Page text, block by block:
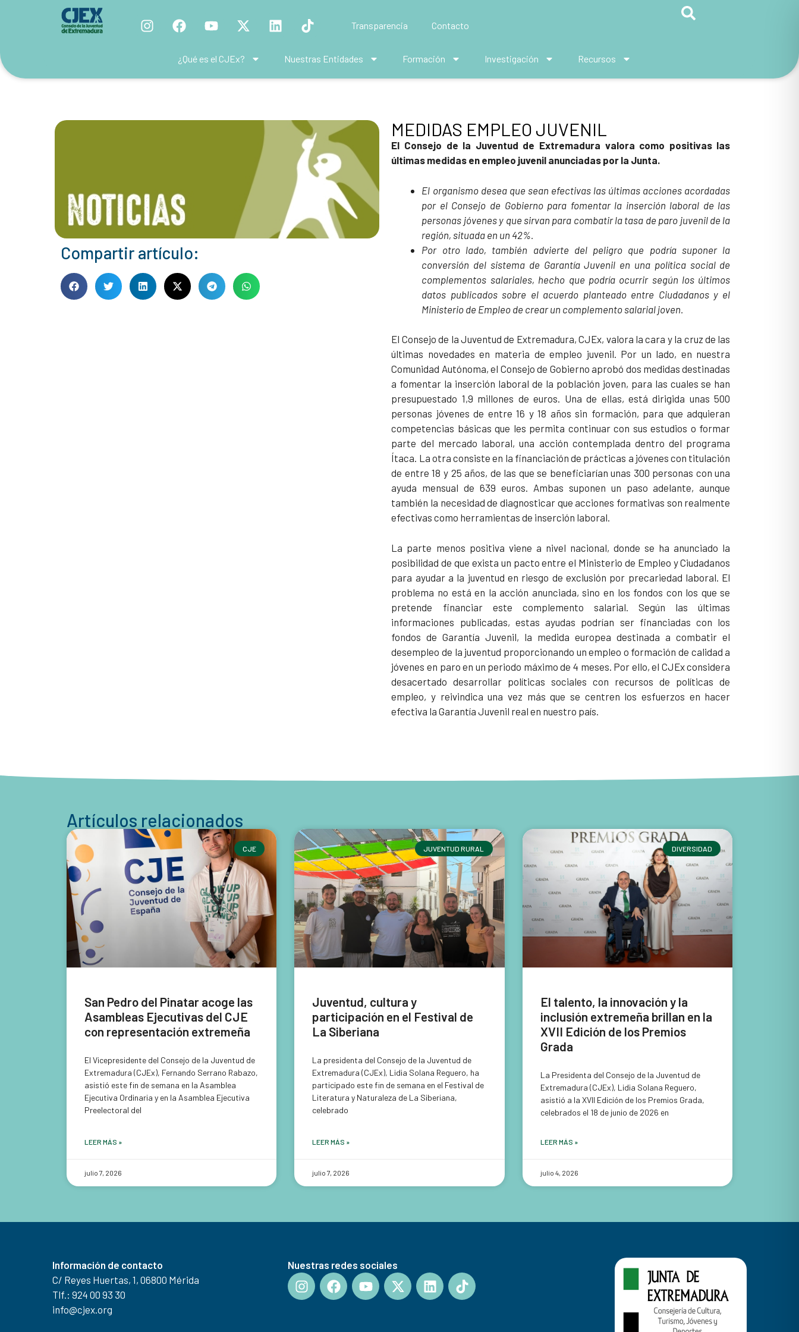
Transparencia Contacto
¿Qué es el CJEx? Nuestras Entidades Formación Investigación Recursos
Compartir artículo:
MEDIDAS EMPLEO JUVENIL
El Consejo de la Juventud de Extremadura valora como positivas las
últimas medidas en empleo juvenil anunciadas por la Junta.
El organismo desea que sean efectivas las últimas acciones acordadas
por el Consejo de Gobierno para fomentar la inserción laboral de las
personas jóvenes y que sirvan para combatir la tasa de paro juvenil de la
región, situada en un 42%.
Por otro lado, también advierte del peligro que podría suponer la
conversión del sistema de Garantía Juvenil en una política social de
complementos salariales, hecho que podría ocurrir según los últimos
datos publicados sobre el acuerdo planteado entre Ciudadanos y el
Ministerio de Empleo de crear un complemento salarial joven.
El Consejo de la Juventud de Extremadura, CJEx, valora la cara y la cruz de las
últimas novedades en materia de empleo juvenil. Por un lado, en nuestra
Comunidad Autónoma, el Consejo de Gobierno aprobó dos medidas destinadas
a fomentar la inserción laboral de la población joven, para las cuales se han
presupuestado 1,9 millones de euros. Una de ellas, está dirigida unas 500
personas jóvenes de entre 16 y 18 años sin formación, para que adquieran
competencias básicas que les permita continuar con sus estudios o formar
parte del mercado laboral, una acción contemplada dentro del programa
Ítaca. La otra consiste en la financiación de prácticas a jóvenes con titulación
de entre 18 y 25 años, de las que se beneficiarían unas 300 personas con una
ayuda mensual de 639 euros. Ambas suponen un paso adelante, aunque
también la necesidad de diagnosticar que acciones formativas son realmente
efectivas como herramientas de inserción laboral.
La parte menos positiva viene a nivel nacional, donde se ha anunciado la
posibilidad de que exista un pacto entre el Ministerio de Empleo y Ciudadanos
para ayudar a la juventud en riesgo de exclusión por precariedad laboral. El
problema no está en la acción anunciada, sino en los fondos con los que se
pretende financiar este complemento salarial. Según las últimas
informaciones publicadas, estas ayudas podrían ser financiadas con los
fondos de Garantía Juvenil, la medida europea destinada a combatir el
desempleo de la juventud proporcionando un empleo o formación de calidad a
jóvenes en paro en un periodo máximo de 4 meses. Por ello, el CJEx considera
desacertado desarrollar políticas sociales con recursos de políticas de
empleo, y reivindica una vez más que se centren los esfuerzos en hacer
efectiva la Garantía Juvenil real en nuestro país.
Artículos relacionados
CJE
San Pedro del Pinatar acoge las
Asambleas Ejecutivas del CJE
con representación extremeña
El Vicepresidente del Consejo de la Juventud de
Extremadura (CJEx), Fernando Serrano Rabazo,
asistió este fin de semana en la Asamblea
Ejecutiva Ordinaria y en la Asamblea Ejecutiva
Preelectoral del
LEER MÁS »
julio 7, 2026
JUVENTUD RURAL
Juventud, cultura y
participación en el Festival de
La Siberiana
La presidenta del Consejo de la Juventud de
Extremadura (CJEx), Lidia Solana Reguero, ha
participado este fin de semana en el Festival de
Literatura y Naturaleza de La Siberiana,
celebrado
LEER MÁS »
julio 7, 2026
DIVERSIDAD
El talento, la innovación y la
inclusión extremeña brillan en la
XVII Edición de los Premios
Grada
La Presidenta del Consejo de la Juventud de
Extremadura (CJEx), Lidia Solana Reguero,
asistió a la XVII Edición de los Premios Grada,
celebrados el 18 de junio de 2026 en
LEER MÁS »
julio 4, 2026
Información de contacto
C/ Reyes Huertas, 1, 06800 Mérida
Tlf.: 924 00 93 30
info@cjex.org
Nuestras redes sociales